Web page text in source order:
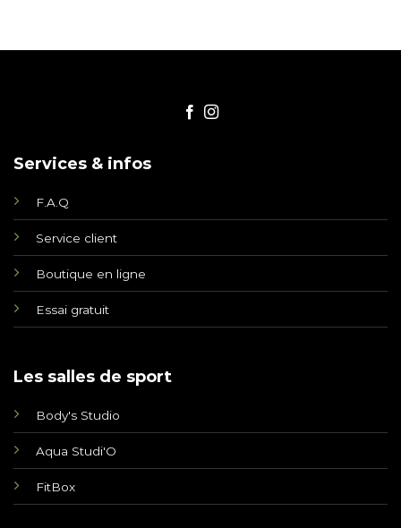
Services & infos
F.A.Q
Service client
Boutique en ligne
Essai gratuit
Les salles de sport
Body's Studio
Aqua Studi'O
FitBox